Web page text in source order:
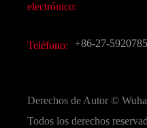
Todos los productos
electrónico:
Teléfono: +86-27-
Derechos de Autor ©
Todos los derechos